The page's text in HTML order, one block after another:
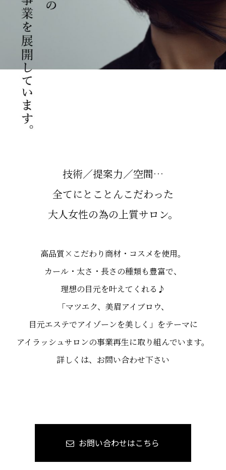
技術／提案力／空間…
全てにとことんこだわった
大人女性の為の上質サロン。
高品質×こだわり商材・コスメを使用。
カール・太さ・長さの種類も豊富で、
理想の目元を叶えてくれる♪
「マツエク、美眉アイブロウ、
目元エステでアイゾーンを美しく」をテーマに
アイラッシュサロンの事業再生に取り組んでいます。
詳しくは、お問い合わせ下さい
お問い合わせはこちら